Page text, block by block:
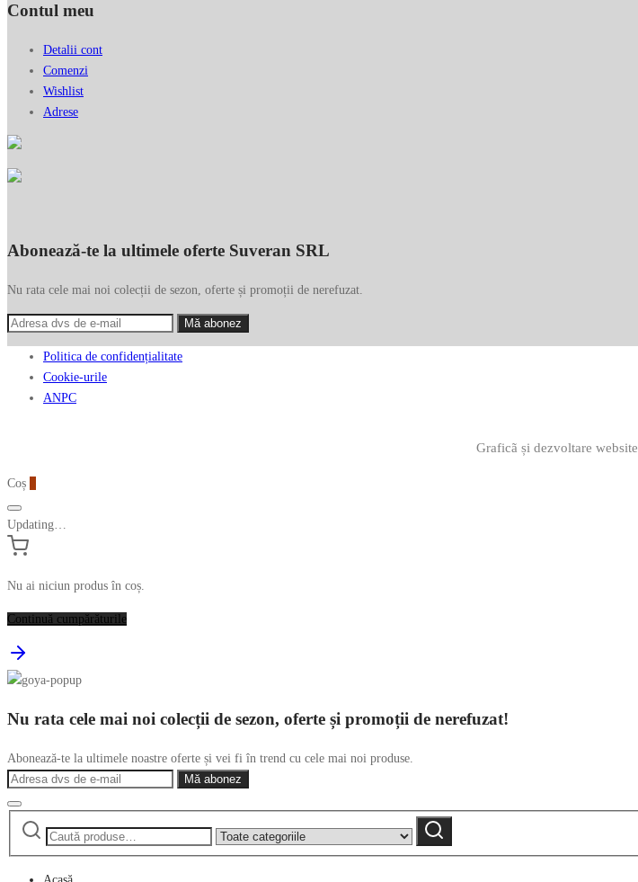
Contul meu
Detalii cont
Comenzi
Wishlist
Adrese
Abonează-te la ultimele oferte Suveran SRL
Nu rata cele mai noi colecții de sezon, oferte și promoții de nerefuzat.
Politica de confidențialitate
Cookie-urile
ANPC
Graficã și dezvoltare website
Coș
Updating…
Nu ai niciun produs în coș.
Continuă cumpărăturile
Nu rata cele mai noi colecții de sezon, oferte și promoții de nerefuzat!
Abonează-te la ultimele noastre oferte și vei fi în trend cu cele mai noi produse.
Caută
după:
Narrow
by
Caută